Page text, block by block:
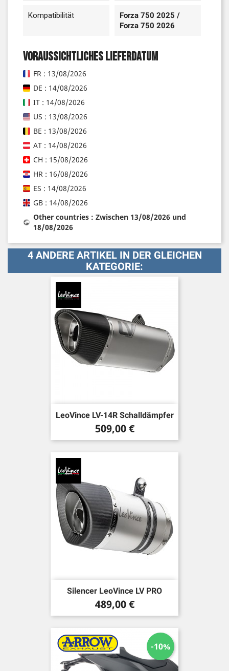
Kompatibilität
Forza 750 2025 /
Forza 750 2026
Voraussichtliches Lieferdatum
FR : 13/08/2026
DE : 14/08/2026
IT : 14/08/2026
US : 13/08/2026
BE : 13/08/2026
AT : 14/08/2026
CH : 15/08/2026
HR : 16/08/2026
ES : 14/08/2026
GB : 14/08/2026
Other countries : Zwischen 13/08/2026 und
18/08/2026
4 ANDERE ARTIKEL IN DER GLEICHEN
KATEGORIE:
LeoVince LV-14R Schalldämpfer
Preis
509,00 €
Silencer LeoVince LV PRO
Preis
489,00 €
-10%